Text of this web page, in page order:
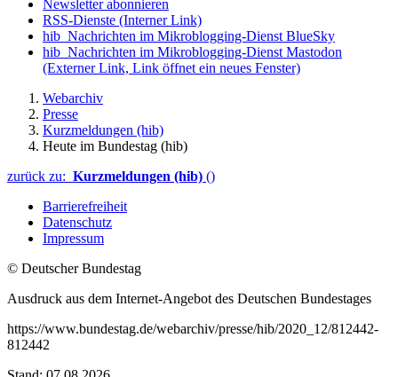
Newsletter abonnieren
RSS-Dienste (Interner Link)
hib_Nachrichten im Mikroblogging-Dienst BlueSky
hib_Nachrichten im Mikroblogging-Dienst Mastodon
(Externer Link, Link öffnet ein neues Fenster)
Webarchiv
Presse
Kurzmeldungen (hib)
Heute im Bundestag (hib)
zurück zu: Kurzmeldungen (hib) ()
Barrierefreiheit
Datenschutz
Impressum
© Deutscher Bundestag
Ausdruck aus dem Internet-Angebot des Deutschen Bundestages
https://www.bundestag.de/webarchiv/presse/hib/2020_12/812442-
812442